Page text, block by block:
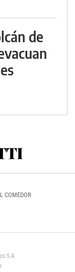
de
COMEDOR
S.A